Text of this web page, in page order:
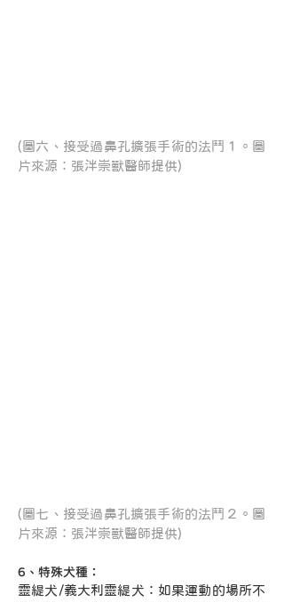
(圖六、接受過鼻孔擴張手術的法鬥１。圖
片來源：張泮崇獸醫師提供)
(圖七、接受過鼻孔擴張手術的法鬥２。圖
片來源：張泮崇獸醫師提供)
6、特殊犬種：
靈緹犬/義大利靈緹犬：如果運動的場所不